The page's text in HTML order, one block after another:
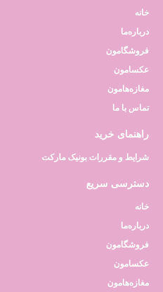
خانه
درباره‌ما
فروشگامون
عکسامون
مغازه‌هامون
تماس با ما
راهنمای خرید
شرایط و مقررات بونیک مارکت
دسترسی سریع
خانه
درباره‌ما
فروشگامون
عکسامون
مغازه‌هامون